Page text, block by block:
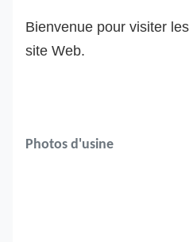
Bienvenue pour visiter
site Web.
Photos d'usine